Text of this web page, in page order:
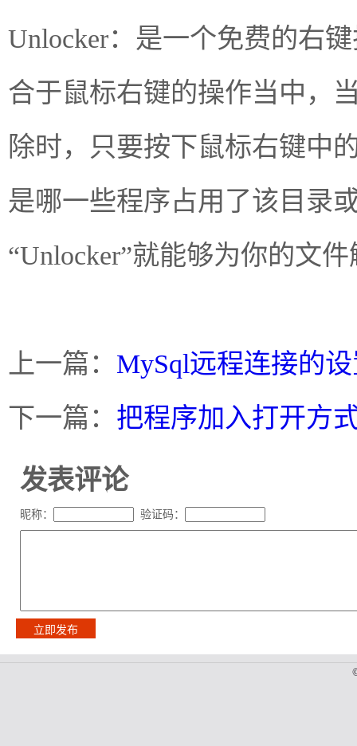
Unlocker：是一个免费的右
合于鼠标右键的操作当中，
除时，只要按下鼠标右键中
是哪一些程序占用了该目录
“Unlocker”就能够为你的文
上一篇： MySql远程连接的
下一篇： 把程序加入打开方
发表评论
昵称： 验证码：